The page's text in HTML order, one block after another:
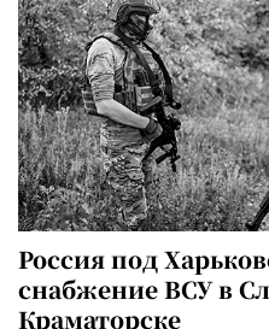
Россия под
снабжение ВСУ в
Краматорске